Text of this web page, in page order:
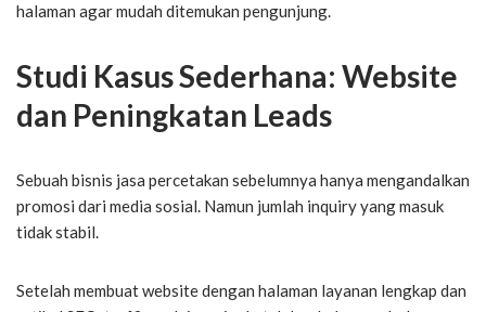
halaman agar mudah ditemukan pengunjung.
Studi Kasus Sederhana: Website
dan Peningkatan Leads
Sebuah bisnis jasa percetakan sebelumnya hanya mengandalkan
promosi dari media sosial. Namun jumlah inquiry yang masuk
tidak stabil.
Setelah membuat website dengan halaman layanan lengkap dan